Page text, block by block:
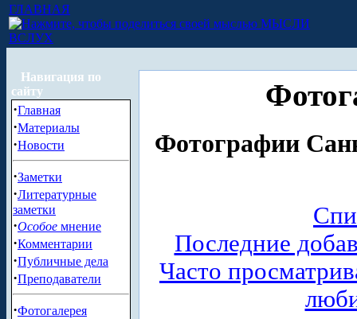
ГЛАВНАЯ
МЫСЛИ
ВСЛУХ
Навигация по
сайту
·Главная
·Материалы
·Новости
·Заметки
·Литературные
заметки
·Особое мнение
·Комментарии
·Публичные дела
·Преподаватели
·Фотогалерея
Фотографии
Последние
Часто